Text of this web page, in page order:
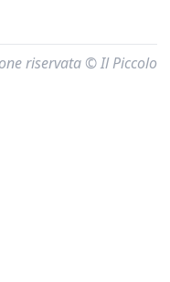
riservata © Il Piccolo